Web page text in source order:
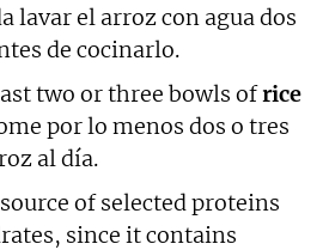
lavar el arroz con agua dos
de cocinarlo.
two or three bowls ofrice
por lo menos dos o tres
al día.
of selected proteins
since it contains